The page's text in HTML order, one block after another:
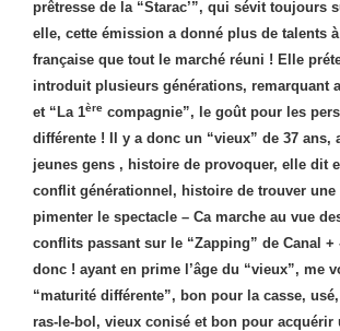
prêtresse de la “Starac’”, qui sévit toujours
elle, cette émission a donné plus de talents
française que tout le marché réuni ! Elle
introduit plusieurs générations, remarquant
et “La 1ère compagnie”, le goût pour les
différente ! Il y a donc un “vieux” de 37 ans,
jeunes gens , histoire de provoquer, elle dit
conflit générationnel, histoire de trouver une
pimenter le spectacle – Ca marche au vue
conflits passant sur le “Zapping” de Canal +
donc ! ayant en prime l’âge du “vieux”, me
“maturité différente”, bon pour la casse,
ras-le-bol, vieux conisé et bon pour acquérir